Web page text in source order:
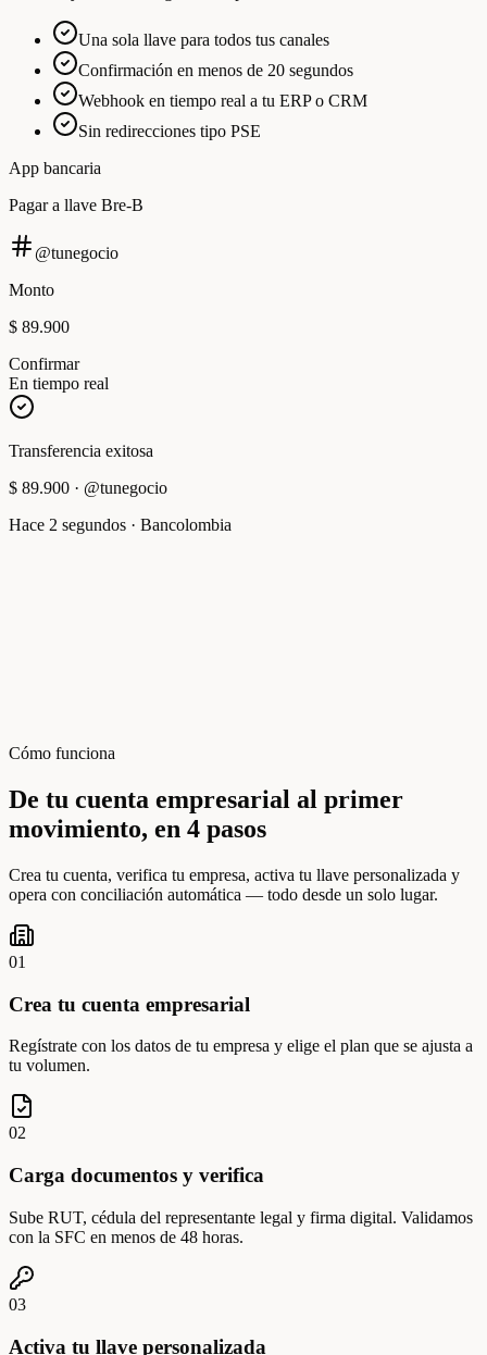
Una sola llave para todos tus canales
Confirmación en menos de 20 segundos
Webhook en tiempo real a tu ERP o CRM
Sin redirecciones tipo PSE
App bancaria
Pagar a llave Bre-B
@tunegocio
Monto
$ 89.900
Confirmar
En tiempo real
Transferencia exitosa
$ 89.900 · @tunegocio
Hace 2 segundos · Bancolombia
Cómo funciona
De tu cuenta empresarial al primer
movimiento, en 4 pasos
Crea tu cuenta, verifica tu empresa, activa tu llave personalizada y
opera con conciliación automática — todo desde un solo lugar.
01
Crea tu cuenta empresarial
Regístrate con los datos de tu empresa y elige el plan que se ajusta a
tu volumen.
02
Carga documentos y verifica
Sube RUT, cédula del representante legal y firma digital. Validamos
con la SFC en menos de 48 horas.
03
Activa tu llave personalizada